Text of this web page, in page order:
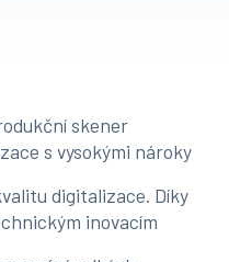
skener
s vysokými nároky
digitalizace. Díky
inovacím